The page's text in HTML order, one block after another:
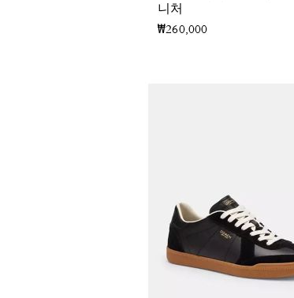
니처
₩260,000